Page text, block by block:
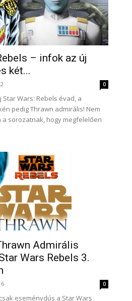
– infok az új
két...
0
Wars: Rebels évad, a
pedig Thrawn admirális! Nem
a sorozatnak, hogy megfelelően
Admirális
Wars Rebels 3.
0
eseménydús a Star Wars